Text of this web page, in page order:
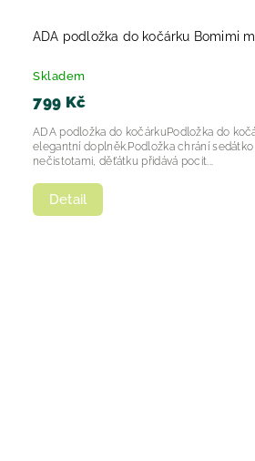
ADA
Skladem
799 Kč
Detail
ADA podložka do kočárkuPodložka do
elegantní doplněk.Podložka chrání
nečistotami, děťátku přidává pocit...